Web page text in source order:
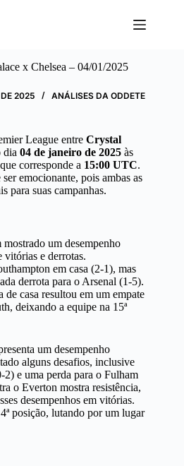
x Chelsea – 04/01/2025
2025 ANÁLISES DA ODDETE
League entre Crystal
dia 04 de janeiro de 2025 às
corresponde a 15:00 UTC.
emocionante, pois ambas as
para suas campanhas.
mostrado um desempenho
vitórias e derrotas.
em casa (2-1), mas
derrota para o Arsenal (1-5).
casa resultou em um empate
deixando a equipe na 15ª
um desempenho
alguns desafios, inclusive
e uma perda para o Fulham
o Everton mostra resistência,
desempenhos em vitórias.
posição, lutando por um lugar